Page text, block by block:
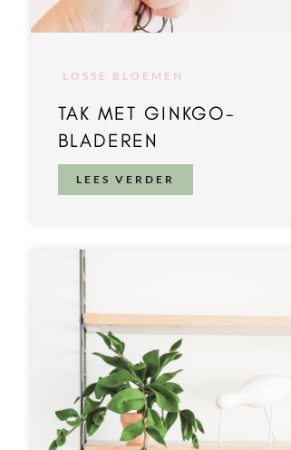
LOSSE BLOEMEN
TAK MET GINKGO-
BLADEREN
LEES VERDER